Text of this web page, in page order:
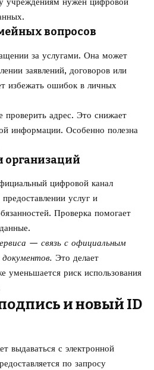
вопросов
за услугами. Она может
заявлений, договоров или
избежать ошибок в личных
проверить адрес. Это снижает
информации. Особенно полезна
организаций
цифровой канал
услуг и
Проверка помогает
— связь с официальным
Это делает
уменьшается риск использования
и новый ID
выдаваться с электронной
по запросу